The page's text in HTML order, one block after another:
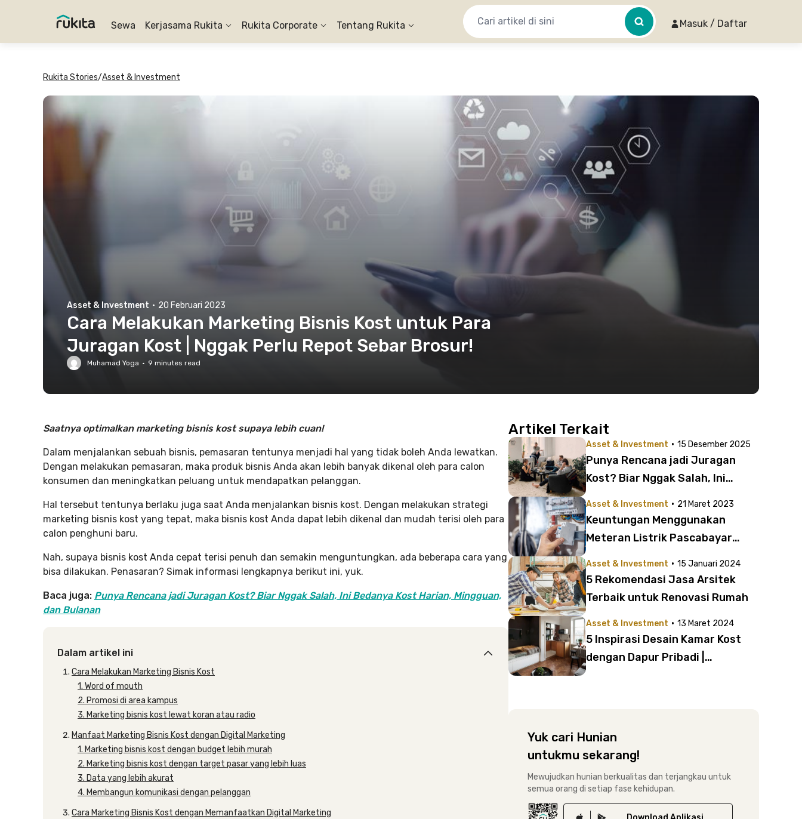
Sewa Kerjasama Rukita Rukita Corporate Tentang Rukita Masuk / Daftar
Rukita Stories/Asset & Investment
Asset & Investment · 20 Februari 2023
Cara Melakukan Marketing Bisnis Kost untuk Para
Juragan Kost | Nggak Perlu Repot Sebar Brosur!
Muhamad Yoga · 9 minutes read
Saatnya optimalkan marketing bisnis kost supaya lebih cuan!
Dalam menjalankan sebuah bisnis, pemasaran tentunya menjadi hal yang tidak boleh Anda lewatkan.
Dengan melakukan pemasaran, maka produk bisnis Anda akan lebih banyak dikenal oleh para calon
konsumen dan meningkatkan peluang untuk mendapatkan pelanggan.
Hal tersebut tentunya berlaku juga saat Anda menjalankan bisnis kost. Dengan melakukan strategi
marketing bisnis kost yang tepat, maka bisnis kost Anda dapat lebih dikenal dan mudah terisi oleh para
calon penghuni baru.
Nah, supaya bisnis kost Anda cepat terisi penuh dan semakin menguntungkan, ada beberapa cara yang
bisa dilakukan. Penasaran? Simak informasi lengkapnya berikut ini, yuk.
Baca juga: Punya Rencana jadi Juragan Kost? Biar Nggak Salah, Ini Bedanya Kost Harian, Mingguan,
dan Bulanan
Dalam artikel ini
Cara Melakukan Marketing Bisnis Kost
1. Word of mouth
2. Promosi di area kampus
3. Marketing bisnis kost lewat koran atau radio
Manfaat Marketing Bisnis Kost dengan Digital Marketing
1. Marketing bisnis kost dengan budget lebih murah
2. Marketing bisnis kost dengan target pasar yang lebih luas
3. Data yang lebih akurat
4. Membangun komunikasi dengan pelanggan
Cara Marketing Bisnis Kost dengan Memanfaatkan Digital Marketing
Artikel Terkait
Asset & Investment · 15 Desember 2025
Punya Rencana jadi Juragan
Kost? Biar Nggak Salah, Ini
dan Bulanan
Asset & Investment · 21 Maret 2023
Keuntungan Menggunakan
Meteran Listrik Pascabayar
Juga Cara Pasang, Syarat, dan
Biayanya di Sini!
Asset & Investment · 15 Januari 2024
5 Rekomendasi Jasa Arsitek
Terbaik untuk Renovasi Rumah
Asset & Investment · 13 Maret 2024
5 Inspirasi Desain Kamar Kost
dengan Dapur Pribadi |
Yuk cari Hunian
untukmu sekarang!
Mewujudkan hunian berkualitas dan terjangkau untuk
semua orang di setiap fase kehidupan.